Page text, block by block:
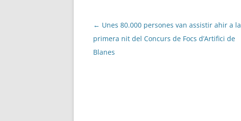
Navegació
per
les
← Unes 80.000 persones van assistir ahir a la
primera nit del Concurs de Focs d’Artifici de
Blanes